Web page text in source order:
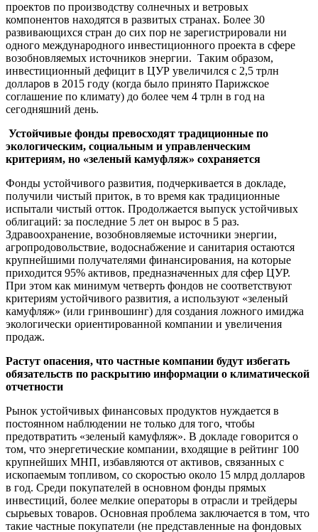
проектов по производству солнечных и ветровых
компонентов находятся в развитых странах. Более 30
развивающихся стран до сих пор не зарегистрировали ни
одного международного инвестиционного проекта в сфере
возобновляемых источников энергии. Таким образом,
инвестиционный дефицит в ЦУР увеличился с 2,5 трлн
долларов в 2015 году (когда было принято Парижское
соглашение по климату) до более чем 4 трлн в год на
сегодняшний день.
Устойчивые фонды превосходят традиционные по
экологическим, социальным и управленческим
критериям, но «зеленый камуфляж» сохраняется
Фонды устойчивого развития, подчеркивается в докладе,
получили чистый приток, в то время как традиционные
испытали чистый отток. Продолжается выпуск устойчивых
облигаций: за последние 5 лет он вырос в 5 раз.
Здравоохранение, возобновляемые источники энергии,
агропродовольствие, водоснабжение и санитария остаются
крупнейшими получателями финансирования, на которые
приходится 95% активов, предназначенных для сфер ЦУР.
При этом как минимум четверть фондов не соответствуют
критериям устойчивого развития, а используют «зеленый
камуфляж» (или гринвошинг) для создания ложного имиджа
экологически ориентированной компании и увеличения
продаж.
Растут опасения, что частные компании будут избегать
обязательств по раскрытию информации о климатической
отчетности
Рынок устойчивых финансовых продуктов нуждается в
постоянном наблюдении не только для того, чтобы
предотвратить «зеленый камуфляж». В докладе говорится о
том, что энергетические компании, входящие в рейтинг 100
крупнейших МНП, избавляются от активов, связанных с
ископаемым топливом, со скоростью около 15 млрд долларов
в год. Среди покупателей в основном фонды прямых
инвестиций, более мелкие операторы в отрасли и трейдеры
сырьевых товаров. Основная проблема заключается в том, что
такие частные покупатели (не представленные на фондовых